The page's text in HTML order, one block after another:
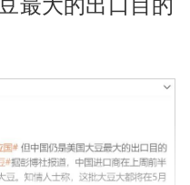
最大的出口目的